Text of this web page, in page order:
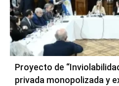
Proyecto de
privada monopolizada y